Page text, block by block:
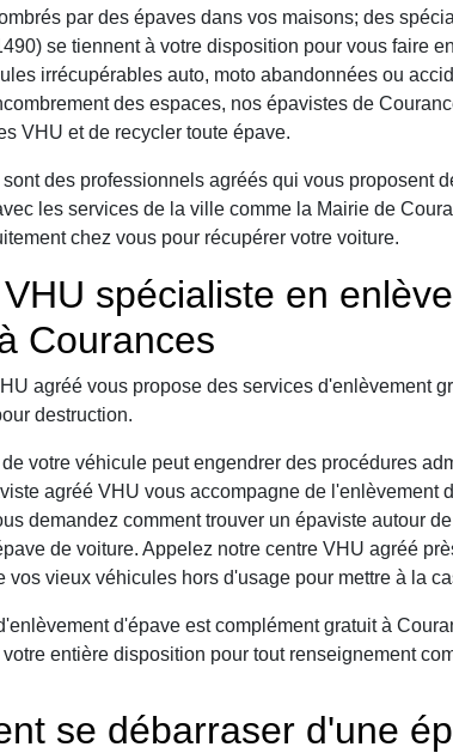
par des épaves dans vos maisons; des
se tiennent à votre disposition pour vous faire
irrécupérables auto, moto abandonnées ou
des espaces, nos épavistes de
VHU et de recycler toute épave.
des professionnels agréés qui vous proposent
les services de la ville comme la Mairie de
chez vous pour récupérer votre voiture.
spécialiste en
Courances
agréé vous propose des services d'enlèvement
destruction.
de votre véhicule peut engendrer des procédures
agréé VHU vous accompagne de l'enlèvement
demandez comment trouver un épaviste autour
de voiture. Appelez notre centre VHU agréé
vos vieux véhicules hors d'usage pour mettre à la
d'épave est complément gratuit à
votre entière disposition pour tout renseignement
se débarraser d'une